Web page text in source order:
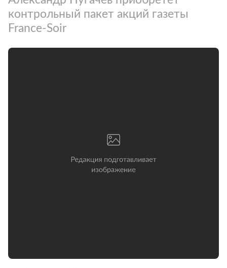
контрольный пакет акций газеты
France-Soir